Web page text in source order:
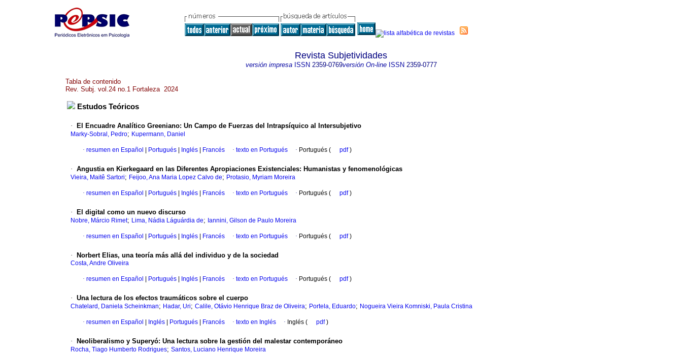
Revista Subjetividades
versión impresaISSN 2359-0769versión On-lineISSN 2359-0777
Tabla de contenido
Rev. Subj. vol.24 no.1 Fortaleza 2024
Estudos Teóricos
· El Encuadre Analítico Greeniano: Un Campo de Fuerzas del Intrapsíquico al Intersubjetivo
Marky-Sobral, Pedro; Kupermann, Daniel
· resumen en Español Portugués Inglés Francés · texto en Portugués · Portugués ( pdf)
· Angustia en Kierkegaard en las Diferentes Apropiaciones Existenciales: Humanistas y fenomenológicas
Vieira, Maitê Sartori; Feijoo, Ana Maria Lopez Calvo de; Protasio, Myriam Moreira
· resumen en Español Portugués Inglés Francés · texto en Portugués · Portugués ( pdf)
· El digital como un nuevo discurso
Nobre, Márcio Rimet; Lima, Nádia Láguárdia de; Iannini, Gilson de Paulo Moreira
· resumen en Español Portugués Inglés Francés · texto en Portugués · Portugués ( pdf)
· Norbert Elias, una teoría más allá del individuo y de la sociedad
Costa, Andre Oliveira
· resumen en Español Portugués Inglés Francés · texto en Portugués · Portugués ( pdf)
· Una lectura de los efectos traumáticos sobre el cuerpo
Chatelard, Daniela Scheinkman; Hadar, Uri; Calile, Otávio Henrique Braz de Oliveira; Portela, Eduardo; Nogueira Vieira Komniski, Paula Cristina
· resumen en Español Inglés Portugués Francés · texto en Inglés · Inglés ( pdf)
· Neoliberalismo y Superyó: Una lectura sobre la gestión del malestar contemporáneo
Rocha, Tiago Humberto Rodrigues; Santos, Luciano Henrique Moreira